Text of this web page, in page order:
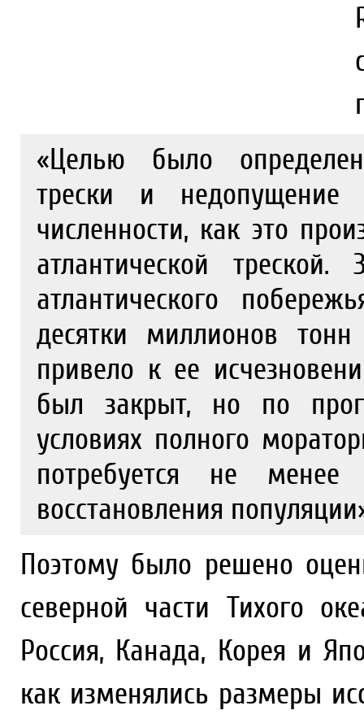
«Целью было
трески и недопущение
численности, как это
атлантической
атлантического
десятки миллионов
привело к ее
был закрыт, но по
условиях полного
потребуется не
восстановления
Поэтому было решено
северной части Тихого
Россия, Канада, Корея и
как изменялись размеры